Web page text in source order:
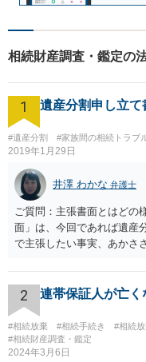
相続財産調査・鑑定の
1 遺産分割申し立
#遺産分割 #家族間の相続トラブ
2019年1月29日
井澤 わかな 弁護士
ご質問：主張書面とはどの
面」は、今回であれば遺産
で主張したい事実、あかさ
ります。 もし、主張した
資料を持っているようで
し、お姉さんに見られた
望に関する申出書」と共に
いた方が良い事と書かない
立ての趣旨」のところに書
2 連帯保証人が亡く
#相続放棄 #相続手続き #相続放
#相続財産調査・鑑定
2024年3月6日